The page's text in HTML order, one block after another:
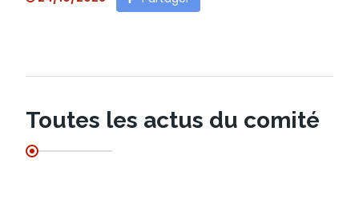
Toutes les actus du comité